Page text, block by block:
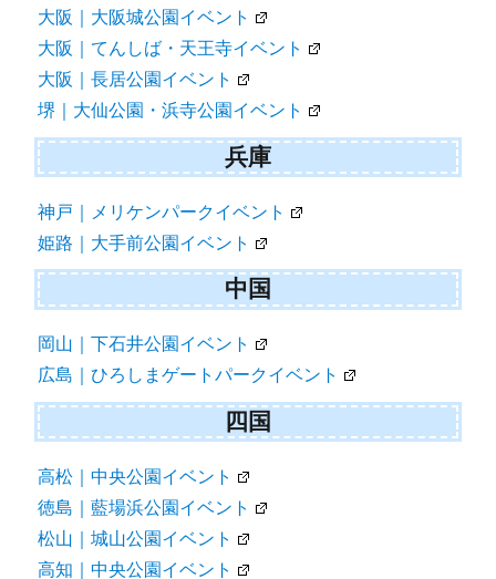
大阪｜大阪城公園イベント
大阪｜てんしば・天王寺イベント
大阪｜長居公園イベント
堺｜大仙公園・浜寺公園イベント
兵庫
神戸｜メリケンパークイベント
姫路｜大手前公園イベント
中国
岡山｜下石井公園イベント
広島｜ひろしまゲートパークイベント
四国
高松｜中央公園イベント
徳島｜藍場浜公園イベント
松山｜城山公園イベント
高知｜中央公園イベント